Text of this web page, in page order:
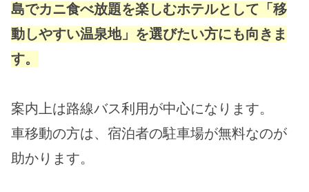
島でカニ食べ放題を楽しむホテルとして「移
動しやすい温泉地」を選びたい方にも向きま
す。
案内上は路線バス利用が中心になります。
車移動の方は、宿泊者の駐車場が無料なのが
助かります。